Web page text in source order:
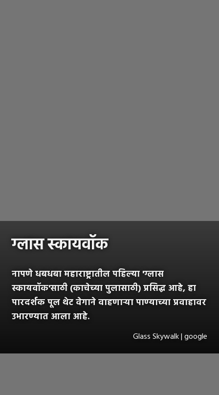
ग्लास स्कायवॉक
नापणे धबधबा महाराष्ट्रातील पहिल्या 'ग्लास
स्कायवॉक'साठी (काचेच्या पुलासाठी) प्रसिद्ध आहे, हा
पारदर्शक पूल थेट वेगाने वाहणाऱ्या पाण्याच्या प्रवाहावर
उभारण्यात आला आहे.
Glass Skywalk | google